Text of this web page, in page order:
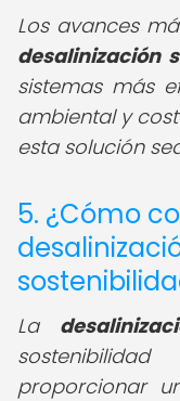
Los avances
desalinización
sistemas más
ambiental y
esta solución
5. ¿Cómo
La
proporcionar